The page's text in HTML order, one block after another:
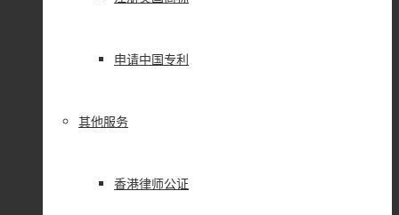
申请中国专利
其他服务
香港律师公证